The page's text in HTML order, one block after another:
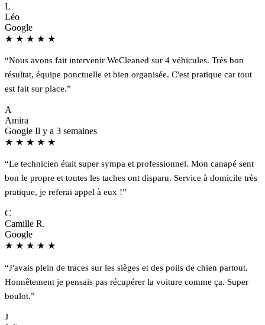
L
Léo
Google
★ ★ ★ ★ ★
“Nous avons fait intervenir WeCleaned sur 4 véhicules. Très bon
résultat, équipe ponctuelle et bien organisée. C'est pratique car tout
est fait sur place.”
A
Amira
Google Il y a 3 semaines
★ ★ ★ ★ ★
“Le technicien était super sympa et professionnel. Mon canapé sent
bon le propre et toutes les taches ont disparu. Service à domicile très
pratique, je referai appel à eux !”
C
Camille R.
Google
★ ★ ★ ★ ★
“J'avais plein de traces sur les sièges et des poils de chien partout.
Honnêtement je pensais pas récupérer la voiture comme ça. Super
boulot.”
J